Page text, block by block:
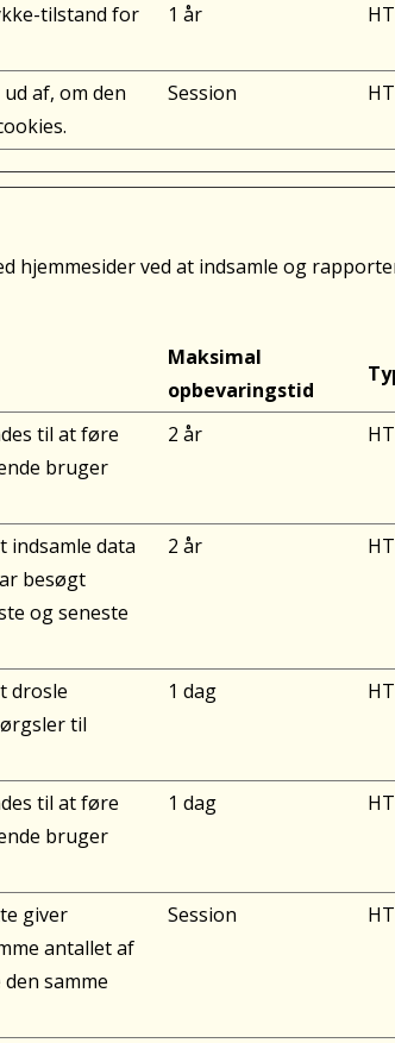
tilstand for
1 år
af, om den
Session
hjemmesider ved at indsamle og
Maksimal
opbevaringstid
til at føre
bruger
2 år
indsamle data
besøgt
og seneste
2 år
drosle
til
1 dag
til at føre
bruger
1 dag
giver
antallet af
samme
Session